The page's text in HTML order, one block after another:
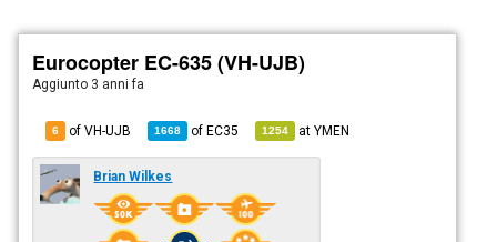
Eurocopter EC-635 (VH-UJB)
Aggiunto 3 anni fa
6 of VH-UJB 1668 ofEC35 1254 atYMEN
Brian Wilkes